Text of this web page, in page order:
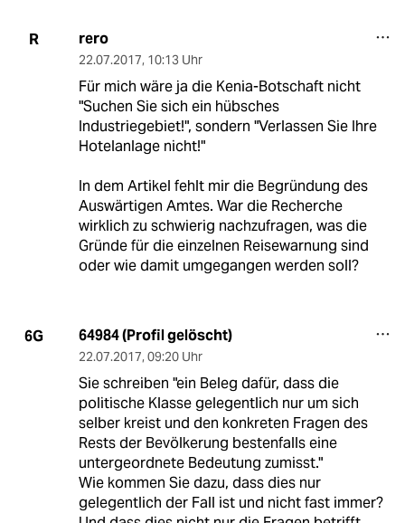
R rero
22.07.2017, 10:13 Uhr
Für mich wäre ja die Kenia-Botschaft nicht
"Suchen Sie sich ein hübsches
Industriegebiet!", sondern "Verlassen Sie Ihre
Hotelanlage nicht!"
In dem Artikel fehlt mir die Begründung des
Auswärtigen Amtes. War die Recherche
wirklich zu schwierig nachzufragen, was die
Gründe für die einzelnen Reisewarnung sind
oder wie damit umgegangen werden soll?
6G 64984 (Profil gelöscht)
22.07.2017, 09:20 Uhr
Sie schreiben "ein Beleg dafür, dass die
politische Klasse gelegentlich nur um sich
selber kreist und den konkreten Fragen des
Rests der Bevölkerung bestenfalls eine
untergeordnete Bedeutung zumisst."
Wie kommen Sie dazu, dass dies nur
gelegentlich der Fall ist und nicht fast immer?